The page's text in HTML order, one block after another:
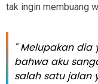
tak ingin membuang
" Melupakan
bahwa aku
salah satu jalan